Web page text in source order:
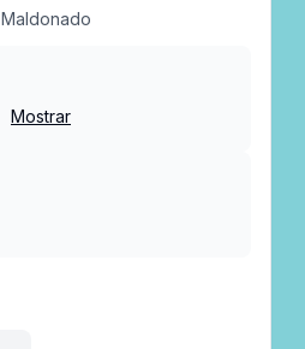
Maldonado
Mostrar